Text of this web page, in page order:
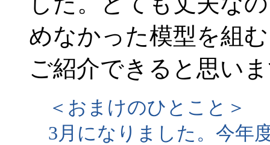
めなかった模型を組
ご紹介できると思い
＜おまけのひとこと＞
3月になりました。今年